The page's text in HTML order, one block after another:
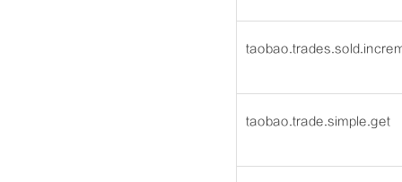
taobao.trade.simple.get